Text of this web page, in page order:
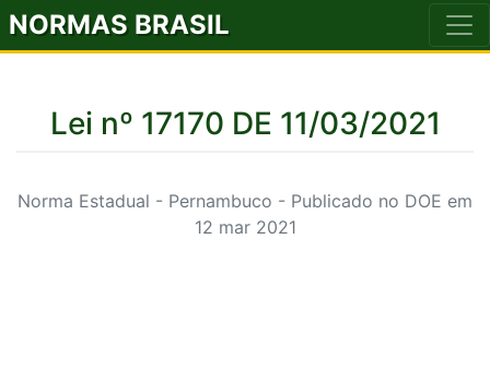
NORMAS BRASIL
Lei nº 17170 DE 11/03/2021
Norma Estadual - Pernambuco - Publicado no DOE em
12 mar 2021